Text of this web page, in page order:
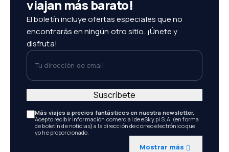
viajan más barato!
El boletín incluye ofertas especiales que no
encontrarás en ningún otro sitio. ¡Únete y
disfruta!
Tu dirección de email
Más viajes a precios fantásticos en nuestra newsletter.
Acepto recibir información comercial de eSky.pl S.A. (en forma
de boletín de noticias) a la dirección de correo electrónico que
yo he proporcionado.
Mostrar más
Suscríbete